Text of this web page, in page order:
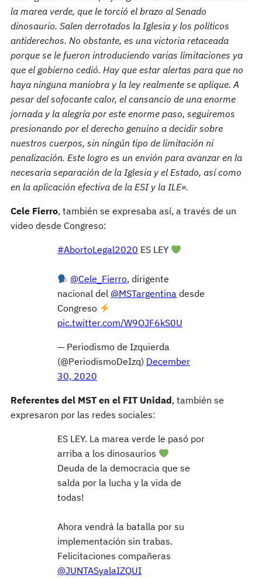
la marea verde, que le torció el brazo al Senado
dinosaurio. Salen derrotados la Iglesia y los políticos
antiderechos. No obstante, es una victoria retaceada
porque se le fueron introduciendo varias limitaciones ya
que el gobierno cedió. Hay que estar alertas para que no
haya ninguna maniobra y la ley realmente se aplique. A
pesar del sofocante calor, el cansancio de una enorme
jornada y la alegría por este enorme paso, seguiremos
presionando por el derecho genuino a decidir sobre
nuestros cuerpos, sin ningún tipo de limitación ni
penalización. Este logro es un envión para avanzar en la
necesaria separación de la Iglesia y el Estado, así como
en la aplicación efectiva de la ESI y la ILE».
Cele Fierro, también se expresaba así, a través de un
video desde Congreso:
#AbortoLegal2020 ES LEY
@Cele_Fierro, dirigente
nacional del @MSTargentina desde
Congreso
pic.twitter.com/W9OJF6kS0U
— Periodismo de Izquierda
(@PeriodismoDeIzq) December
30, 2020
Referentes del MST en el FIT Unidad, también se
expresaron por las redes sociales:
ES LEY. La marea verde le pasó por
arriba a los dinosaurios
Deuda de la democracia que se
salda por la lucha y la vida de
todas!
Ahora vendrá la batalla por su
implementación sin trabas.
Felicitaciones compañeras
@JUNTASyalaIZQUI